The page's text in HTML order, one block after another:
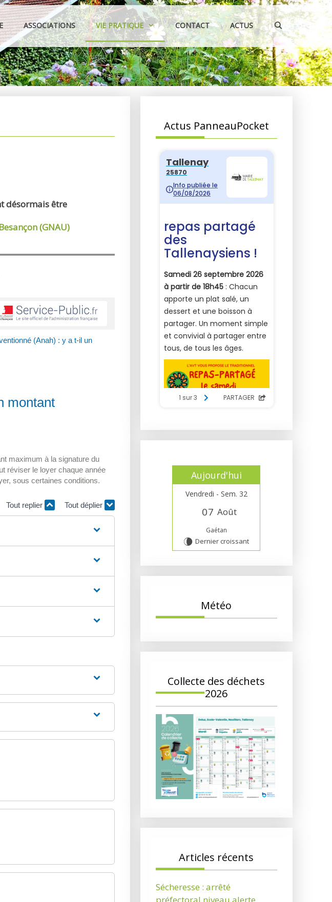
ASSOCIATIONS VIE PRATIQUE CONTACT ACTUS
désormais être
(GNAU)
(Anah) : y a t-il un
montant
maximum à la signature du
réviser le loyer chaque année
sous certaines conditions.
Tout replier Tout déplier
Actus PanneauPocket
Aujourd'hui
Vendredi - Sem. 32
07 Août
Gaétan
V Dernier croissant
Météo
Collecte des déchets
2026
Articles récents
Sécheresse : arrêté